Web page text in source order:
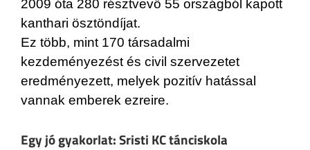
2009 óta 280 résztvevő 55 országból kapott
kanthari ösztöndíjat.
Ez több, mint 170 társadalmi
kezdeményezést és civil szervezetet
eredményezett, melyek pozitív hatással
vannak emberek ezreire.
Egy jó gyakorlat: Sristi KC tánciskola